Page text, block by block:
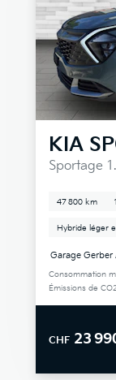
KIA
Sportage
47 800 km
Hybride léger
Garage Gerber
Consommation
Émissions de
CHF 23